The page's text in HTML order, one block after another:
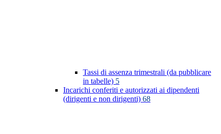
Tassi di assenza trimestrali (da pubblicare
in tabelle) 5
Incarichi conferiti e autorizzati ai dipendenti
(dirigenti e non dirigenti) 68